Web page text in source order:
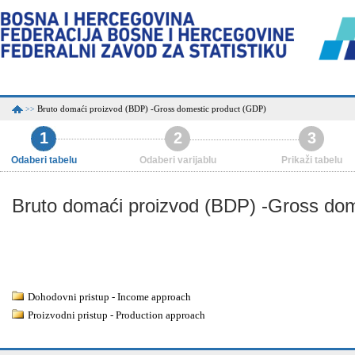
>> Bruto domaći proizvod (BDP) -Gross domestic product (GDP)
1
Odaberi tabelu
2
Odaberi varijablu
3
Prikaži tabelu
Bruto domaći proizvod (BDP) -Gross
Dohodovni pristup - Income approach
Proizvodni pristup - Production approach